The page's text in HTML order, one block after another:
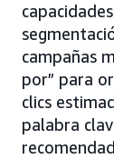
campañas
por” para
clics
palabra